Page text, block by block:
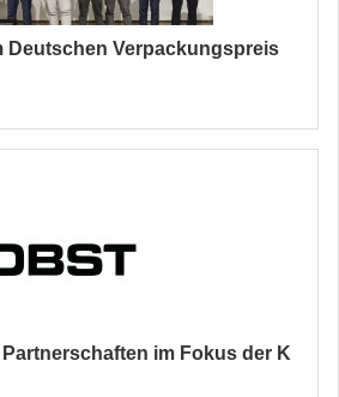
Deutschen Verpackungspreis
im Fokus der K